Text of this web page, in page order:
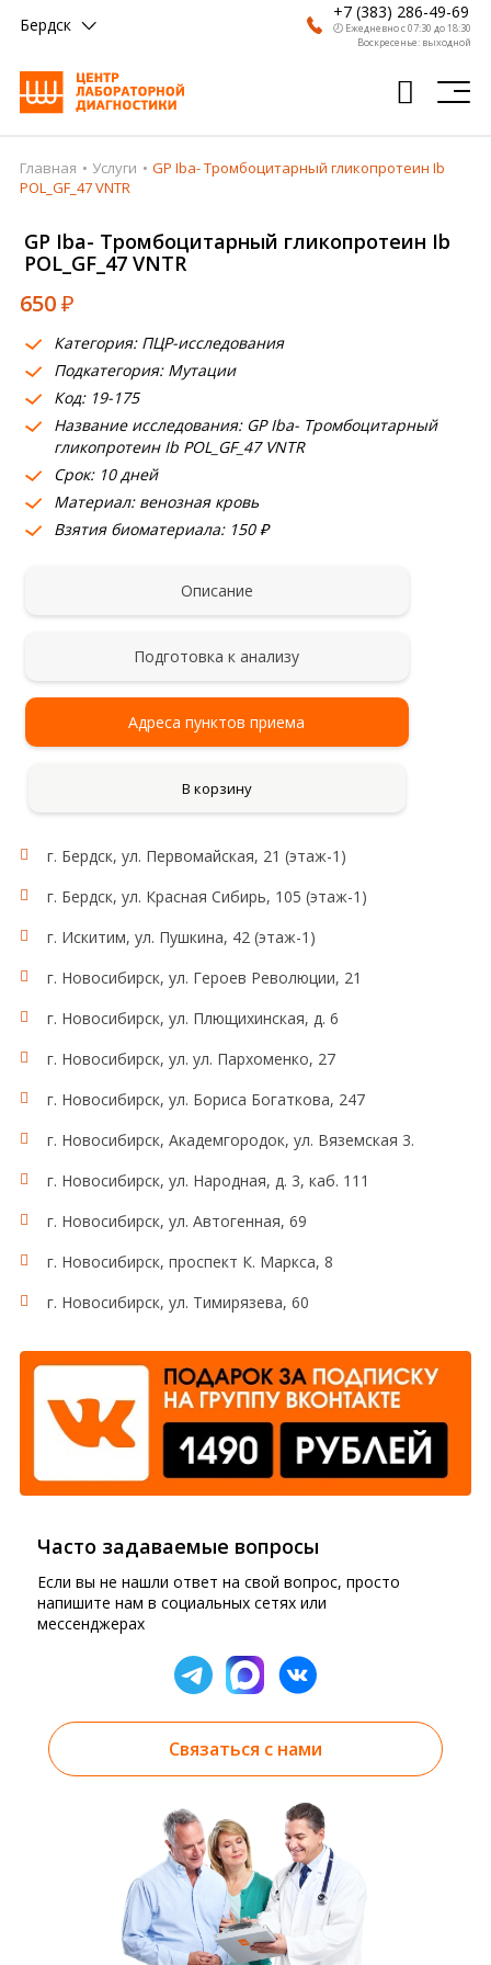
Бердск
+7 (383) 286-49-69
🕗 Ежедневно с 07:30 до 18:30
Воскресенье: выходной
Главная
Врачи
Получить результат
Пациентам
О компании
Где сдать
Партнерам
Главная Услуги
GP Iba- Тромбоцитарный гликопротеин Ib
POL_GF_47 VNTR
GP Iba- Тромбоцитарный гликопротеин Ib
POL_GF_47 VNTR
650₽
Категория: ПЦР-исследования
Подкатегория: Мутации
Код: 19-175
Название исследования: GP Iba- Тромбоцитарный
гликопротеин Ib POL_GF_47 VNTR
Срок: 10 дней
Материал: венозная кровь
Взятия биоматериала: 150 ₽
Описание
Подготовка к анализу
Адреса пунктов приема
В корзину
Гены:
Область применения:
г. Бердск, ул. Первомайская, 21 (этаж-1)
г. Бердск, ул. Красная Сибирь, 105 (этаж-1)
г. Искитим, ул. Пушкина, 42 (этаж-1)
г. Новосибирск, ул. Героев Революции, 21
г. Новосибирск, ул. Плющихинская, д. 6
г. Новосибирск, ул. ул. Пархоменко, 27
г. Новосибирск, ул. Бориса Богаткова, 247
г. Новосибирск, Академгородок, ул. Вяземская 3.
г. Новосибирск, ул. Народная, д. 3, каб. 111
г. Новосибирск, ул. Автогенная, 69
г. Новосибирск, проспект К. Маркса, 8
г. Новосибирск, ул. Тимирязева, 60
Часто задаваемые вопросы
Если вы не нашли ответ на свой вопрос, просто
напишите нам в социальных сетях или
мессенджерах
Связаться с нами